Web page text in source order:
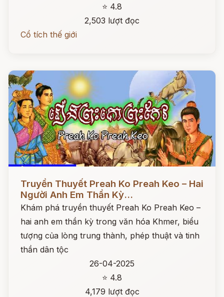
⭐ 4.8
2,503 lượt đọc
Cổ tích thế giới
Đọc ngay
Truyền Thuyết Preah Ko Preah Keo – Hai
Người Anh Em Thần Kỳ...
Khám phá truyền thuyết Preah Ko Preah Keo –
hai anh em thần kỳ trong văn hóa Khmer, biểu
tượng của lòng trung thành, phép thuật và tinh
thần dân tộc
26-04-2025
⭐ 4.8
4,179 lượt đọc